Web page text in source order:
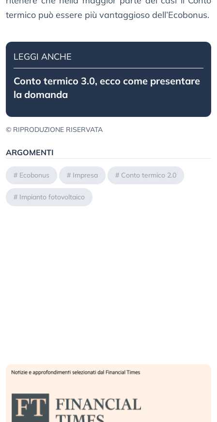
termico può essere più vantaggioso dell’Ecobonus.
LEGGI ANCHE
Conto termico 3.0, ecco come presentare
la domanda
© RIPRODUZIONE RISERVATA
ARGOMENTI
# Ecobonus # Impresa # Conto termico 2.0
# Impianto fotovoltaico